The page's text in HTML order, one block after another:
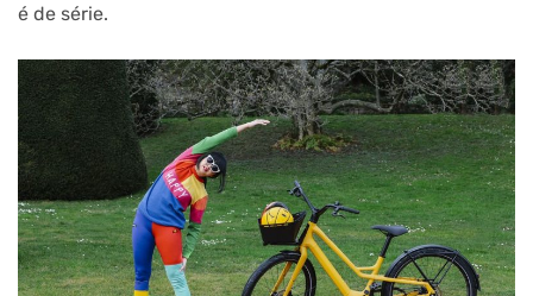
é de série.